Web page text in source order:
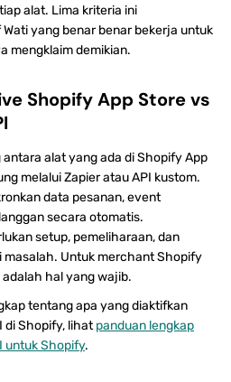
alat. Lima kriteria ini
yang benar benar bekerja untuk
mengklaim demikian.
Shopify App Store vs
alat yang ada di Shopify App
melalui Zapier atau API kustom.
data pesanan, event
secara otomatis.
setup, pemeliharaan, dan
masalah. Untuk merchant Shopify
hal yang wajib.
tentang apa yang diaktifkan
di Shopify, lihatpanduan lengkap
untuk Shopify.